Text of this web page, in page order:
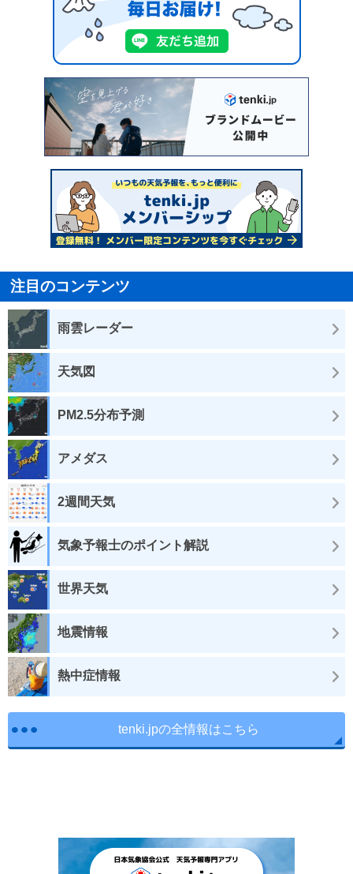
注目のコンテンツ
雨雲レーダー
天気図
PM2.5分布予測
アメダス
2週間天気
気象予報士のポイント解説
世界天気
地震情報
熱中症情報
tenki.jpの全情報はこちら